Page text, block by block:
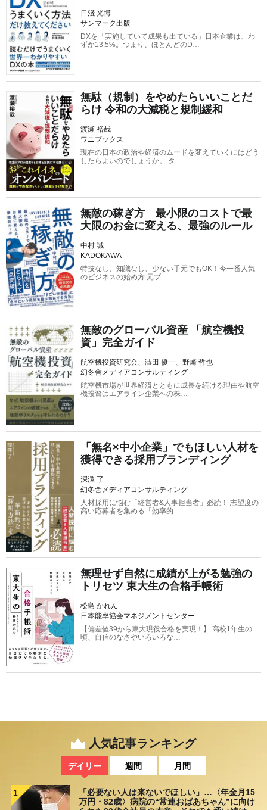
日淺 光博
サンマーク出版
DXを「実施していて成果も出ている」日本企業は、わ
ずか13.5%。つまり、ほとんどのD…
無駄（規制）をやめたらいいことだ
らけ 令和の大減税と規制緩和
渡瀬 裕哉
ワニブックス
現在の日本の政治や経済のムードを変えていくにはどう
したらよいのでしょうか。 タ…
無敵の稼ぎ方 最小限のコストで最
大限のお金に変える、最強のルール
中村 誠
KADOKAWA
特技なし、知識なし、少ない手元でもOK！今一番人気
のビジネスの始め方 元ブ…
無敵のグローバル資産 「航空機投
資」完全ガイド
航空機投資研究会、澁田 優一、野崎 哲也
幻冬舎メディアコンサルティング
航空機市場が世界経済とともに成長を続ける理由や航空
機投資はエアライン企業への株…
「無名×中小企業」でもほしい人材を
獲得できる採用ブランディング
深澤 了
幻冬舎メディアコンサルティング
人材採用に悩む「経営者&人事担当者」必読！ 志望度の
高い応募者を集める「効率的…
無理せず自然に成績が上がる勉強の
トリセツ 東大生の合格手帳術
松島 かれん
日本能率協会マネジメントセンター
【偏差値39から東大現役合格を実現！】 高校1年生の
頃、自信のなさやいろいろな…
人気記事ランキング
デイリー 週間 月間
1
「必要ない人は来ないでほしい」…〈年金月15
万円・82歳〉病院の“常連おばあちゃん”に向け